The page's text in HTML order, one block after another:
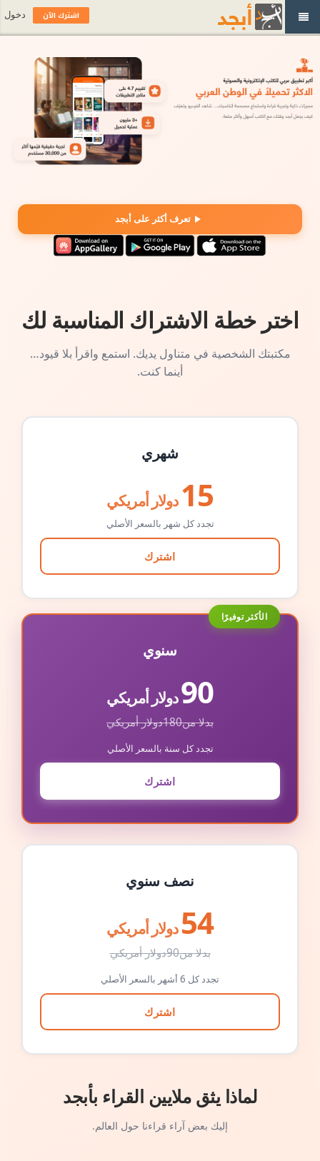
تعرف أكثر على أبجد
اختر خطة الاشتراك المناسبة لك
مكتبتك الشخصية في متناول يديك. استمع واقرأ بلا قيود…
أينما كنت.
شهري
15 دولار أمريكي
تجدد كل شهر بالسعر الأصلي
اشترك
الأكثر توفيرًا
سنوي
90دولار أمريكي
بدلا من180دولار أمريكي
تجدد كل سنة بالسعر الأصلي
اشترك
نصف سنوي
54 دولار أمريكي
بدلا من90دولار أمريكي
تجدد كل 6 أشهر بالسعر الأصلي
اشترك
لماذا يثق ملايين القراء بأبجد
إليك بعض آراء قراءنا حول العالم.
اشترك الآن دخول